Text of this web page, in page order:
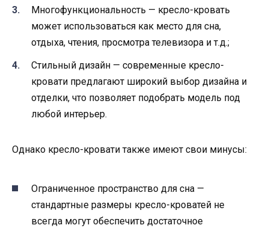
Многофункциональность — кресло-кровать
может использоваться как место для сна,
отдыха, чтения, просмотра телевизора и т.д.;
Стильный дизайн — современные кресло-
кровати предлагают широкий выбор дизайна и
отделки, что позволяет подобрать модель под
любой интерьер.
Однако кресло-кровати также имеют свои минусы:
Ограниченное пространство для сна —
стандартные размеры кресло-кроватей не
всегда могут обеспечить достаточное